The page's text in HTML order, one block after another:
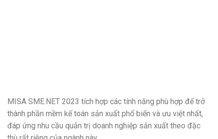
MISA SME.NET 2023 tích hợp các tính năng phù hợp để trở
thành phần mềm kế toán sản xuất phổ biến và ưu việt nhất,
đáp ứng nhu cầu quản trị doanh nghiệp sản xuất theo đặc